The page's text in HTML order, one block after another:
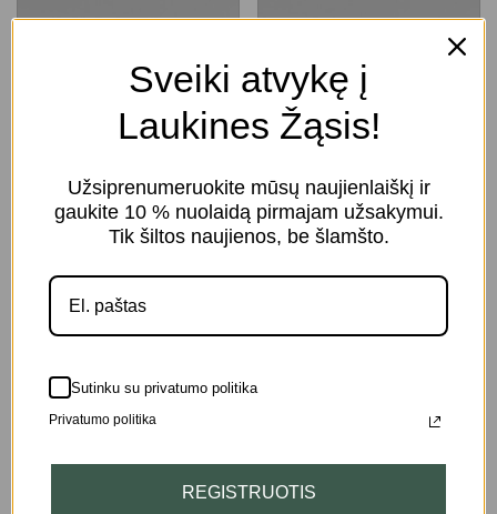
Keramikinis rankų
PV17
29.00€
Keramikinis rankų
PD20
Sveiki atvykę į
Laukines Žąsis!
Užsiprenumeruokite mūsų naujienlaiškį ir
gaukite 10 % nuolaidą pirmajam užsakymui.
Tik šiltos naujienos, be šlamšto.
Sutinku su privatumo politika
Privatumo politika
REGISTRUOTIS